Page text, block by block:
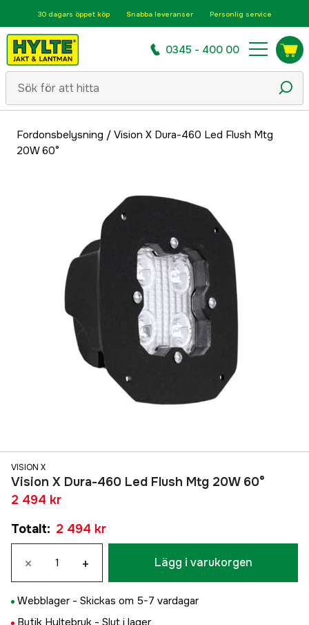
30 dagars öppet köp Snabba leveranser Personlig service
0345 - 400 00
Fordonsbelysning / Vision X Dura-460 Led Flush Mtg
20W 60°
VISION X
Vision X Dura-460 Led Flush Mtg 20W 60°
2 494 kr
Totalt: 2 494 kr
× + Lägg i varukorgen
Webblager - Skickas om 5-7 vardagar